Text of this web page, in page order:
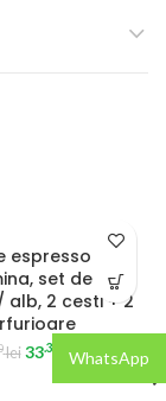
espresso din
set de 2,
2 cesti + 2
lei 33.38 lei
WhatsApp